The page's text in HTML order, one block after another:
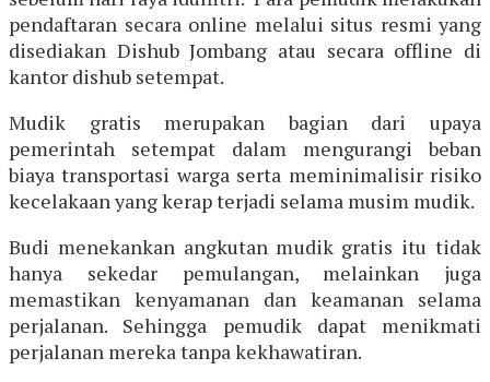
pendaftaran secara online melalui situs resmi yang
disediakan Dishub Jombang atau secara offline di
kantor dishub setempat.
Mudik gratis merupakan bagian dari upaya
pemerintah setempat dalam mengurangi beban
biaya transportasi warga serta meminimalisir risiko
kecelakaan yang kerap terjadi selama musim mudik.
Budi menekankan angkutan mudik gratis itu tidak
hanya sekedar pemulangan, melainkan juga
memastikan kenyamanan dan keamanan selama
perjalanan. Sehingga pemudik dapat menikmati
perjalanan mereka tanpa kekhawatiran.